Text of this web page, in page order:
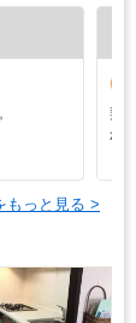
契
か
もっと見る >